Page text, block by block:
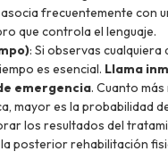
frecuentemente con
que controla el lenguaje.
: Si observas cualquiera
es esencial. Llama
emergencia. Cuanto
mayor es la probabilidad
los resultados del
posterior rehabilitación